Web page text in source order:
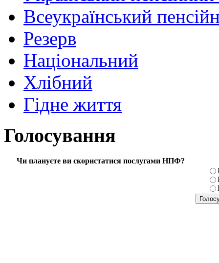
Всеукраїнський
Резерв
Національний
Хлібний
Гідне життя
Голосування
Чи плануєте ви скористатися послугами НПФ?